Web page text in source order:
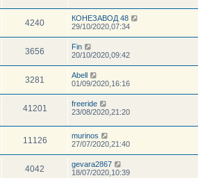
4240
КОНЕЗАВОД 48
29/10/2020,07:34
3656
Fin
20/10/2020,09:42
3281
Abell
01/09/2020,16:16
41201
freeride
23/08/2020,21:20
11126
murinos
27/07/2020,21:40
4042
gevara2867
18/07/2020,10:39